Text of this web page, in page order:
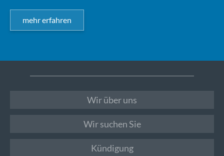
mehr erfahren
Wir über uns
Wir suchen Sie
Kündigung